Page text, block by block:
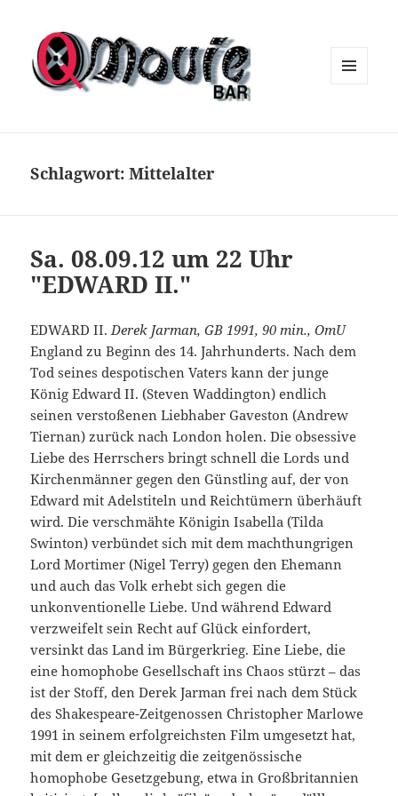
Schlagwort:Mittelalter
Sa. 08.09.12 um 22 Uhr
"EDWARD II."
EDWARD II.Derek Jarman, GB 1991, 90 min., OmU
England zu Beginn des 14. Jahrhunderts. Nach dem
Tod seines despotischen Vaters kann der junge
König Edward II. (Steven Waddington) endlich
seinen verstoßenen Liebhaber Gaveston (Andrew
Tiernan) zurück nach London holen. Die obsessive
Liebe des Herrschers bringt schnell die Lords und
Kirchenmänner gegen den Günstling auf, der von
Edward mit Adelstiteln und Reichtümern überhäuft
wird. Die verschmähte Königin Isabella (Tilda
Swinton) verbündet sich mit dem machthungrigen
Lord Mortimer (Nigel Terry) gegen den Ehemann
und auch das Volk erhebt sich gegen die
unkonventionelle Liebe. Und während Edward
verzweifelt sein Recht auf Glück einfordert,
versinkt das Land im Bürgerkrieg. Eine Liebe, die
eine homophobe Gesellschaft ins Chaos stürzt – das
ist der Stoff, den Derek Jarman frei nach dem Stück
des Shakespeare-Zeitgenossen Christopher Marlowe
1991 in seinem erfolgreichsten Film umgesetzt hat,
mit dem er gleichzeitig die zeitgenössische
homophobe Gesetzgebung, etwa in Großbritannien